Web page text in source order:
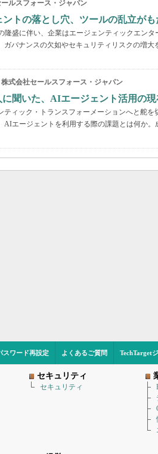
ルスフォース・ジャパン
トの落とし穴、ツールの乱立が
隆盛に伴い、企業はエージェンティックエン
ガバナンスの欠如やセキュリティリスクの増
株式会社セールスフォース・ジャパン
聞いた、AIエージェント活用の
ティック・トランスフォーメーションへと舵
AIエージェントを利用する際の課題とは何か
スワード再設定 よくあるご質問 TechTarget
セキュリティ
セキュリティ